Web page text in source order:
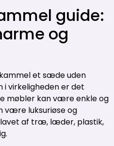
guide:
og
et sæde uden
virkeligheden er det
møbler kan være enkle og
være luksuriøse og
af træ, læder, plastik,